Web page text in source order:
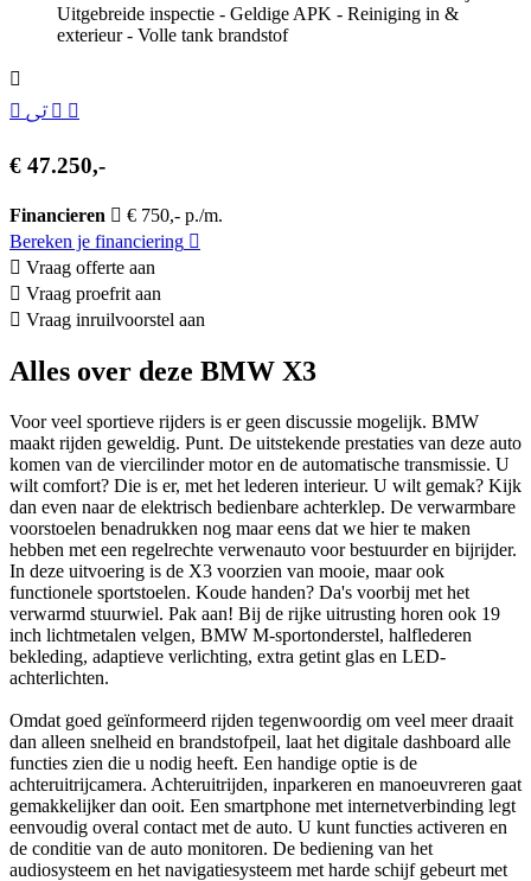
Uitgebreide inspectie - Geldige APK - Reiniging in &
exterieur - Volle tank brandstof
€ 47.250,-
Financieren
€ 750,- p./m.
Bereken je financiering
Vraag offerte aan
Vraag proefrit aan
Vraag inruilvoorstel aan
Alles over deze BMW X3
Voor veel sportieve rijders is er geen discussie mogelijk. BMW
maakt rijden geweldig. Punt. De uitstekende prestaties van deze auto
komen van de viercilinder motor en de automatische transmissie. U
wilt comfort? Die is er, met het lederen interieur. U wilt gemak? Kijk
dan even naar de elektrisch bedienbare achterklep. De verwarmbare
voorstoelen benadrukken nog maar eens dat we hier te maken
hebben met een regelrechte verwenauto voor bestuurder en bijrijder.
In deze uitvoering is de X3 voorzien van mooie, maar ook
functionele sportstoelen. Koude handen? Da's voorbij met het
verwarmd stuurwiel. Pak aan! Bij de rijke uitrusting horen ook 19
inch lichtmetalen velgen, BMW M-sportonderstel, halflederen
bekleding, adaptieve verlichting, extra getint glas en LED-
achterlichten.
Omdat goed geïnformeerd rijden tegenwoordig om veel meer draait
dan alleen snelheid en brandstofpeil, laat het digitale dashboard alle
functies zien die u nodig heeft. Een handige optie is de
achteruitrijcamera. Achteruitrijden, inparkeren en manoeuvreren gaat
gemakkelijker dan ooit. Een smartphone met internetverbinding legt
eenvoudig overal contact met de auto. U kunt functies activeren en
de conditie van de auto monitoren. De bediening van het
audiosysteem en het navigatiesysteem met harde schijf gebeurt met